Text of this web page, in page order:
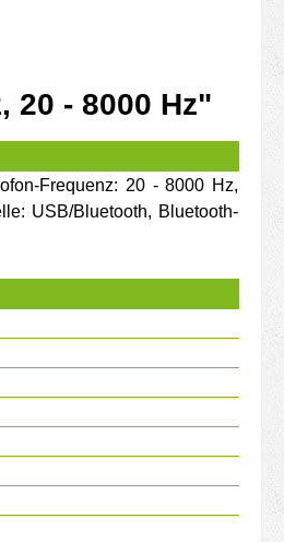
20 - 8000 Hz"
Frequenz: 20 - 8000 Hz,
USB/Bluetooth, Bluetooth-